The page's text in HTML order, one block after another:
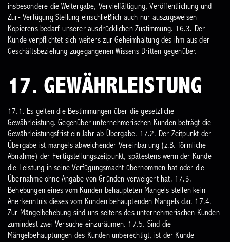
insbesondere die Weitergabe, Vervielfältigung, Veröffentlichung und
Zur- Verfügung Stellung einschließlich auch nur auszugsweisen
Kopierens bedarf unserer ausdrücklichen Zustimmung. 16.3. Der
Kunde verpflichtet sich weiters zur Geheimhaltung des ihm aus der
Geschäftsbeziehung zugegangenen Wissens Dritten gegenüber.
17. GEWÄHRLEISTUNG
17.1. Es gelten die Bestimmungen über die gesetzliche
Gewährleistung. Gegenüber unternehmerischen Kunden beträgt die
Gewährleistungsfrist ein Jahr ab Übergabe. 17.2. Der Zeitpunkt der
Übergabe ist mangels abweichender Vereinbarung (z.B. förmliche
Abnahme) der Fertigstellungszeitpunkt, spätestens wenn der Kunde
die Leistung in seine Verfügungsmacht übernommen hat oder die
Übernahme ohne Angabe von Gründen verweigert hat. 17.3.
Behebungen eines vom Kunden behaupteten Mangels stellen kein
Anerkenntnis dieses vom Kunden behauptenden Mangels dar. 17.4.
Zur Mängelbehebung sind uns seitens des unternehmerischen Kunden
zumindest zwei Versuche einzuräumen. 17.5. Sind die
Mängelbehauptungen des Kunden unberechtigt, ist der Kunde